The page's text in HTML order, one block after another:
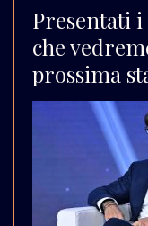
Presentati i
che
prossima